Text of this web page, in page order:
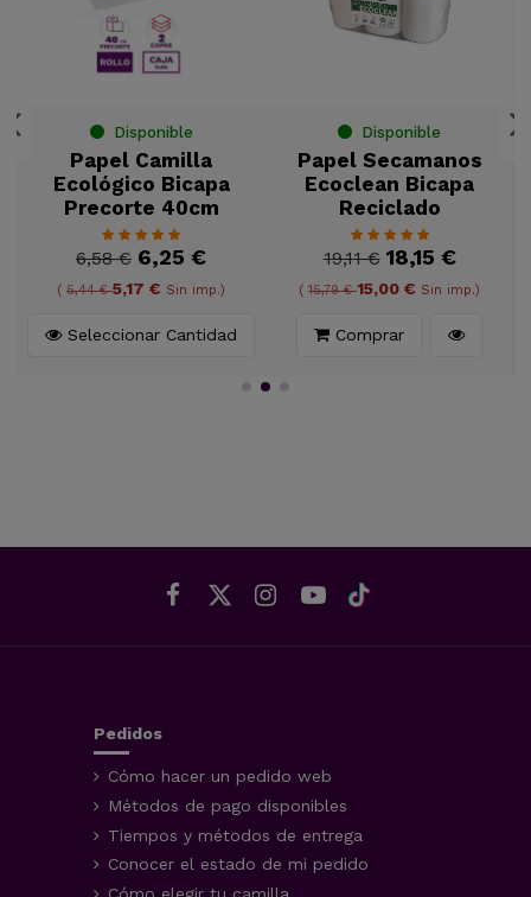
Disponible
Papel Camilla
Ecológico Bicapa
Precorte 40cm
6,58 € 6,25 €
(5,44 €5,17 € Sin imp.)
Seleccionar Cantidad
Disponible
Papel Secamanos
Ecoclean Bicapa
Reciclado
19,11 € 18,15 €
(15,79 €15,00 € Sin imp.)
Comprar
Pedidos
Cómo hacer un pedido web
Métodos de pago disponibles
Tiempos y métodos de entrega
Conocer el estado de mi pedido
Cómo elegir tu camilla